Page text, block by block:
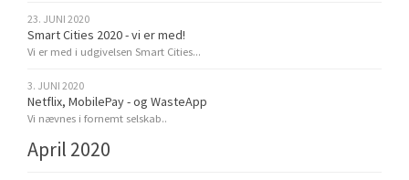
23. JUNI 2020
Smart Cities 2020 - vi er med!
Vi er med i udgivelsen Smart Cities...
3. JUNI 2020
Netflix, MobilePay - og WasteApp
Vi nævnes i fornemt selskab..
April 2020